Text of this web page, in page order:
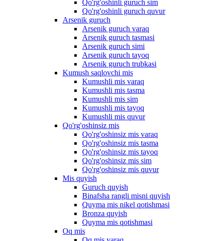
Qo'rg'oshinli guruch sim
Qo'rg'oshinli guruch quvur
Arsenik guruch
Arsenik guruch varaq
Arsenik guruch tasmasi
Arsenik guruch simi
Arsenik guruch tayoq
Arsenik guruch trubkasi
Kumush saqlovchi mis
Kumushli mis varaq
Kumushli mis tasma
Kumushli mis sim
Kumushli mis tayoq
Kumushli mis quvur
Qo'rg'oshinsiz mis
Qo'rg'oshinsiz mis varaq
Qo'rg'oshinsiz mis tasma
Qo'rg'oshinsiz mis tayoq
Qo'rg'oshinsiz mis sim
Qo'rg'oshinsiz mis quvur
Mis quyish
Guruch quyish
Binafsha rangli misni quyish
Quyma mis nikel qotishmasi
Bronza quyish
Quyma mis qotishmasi
Oq mis